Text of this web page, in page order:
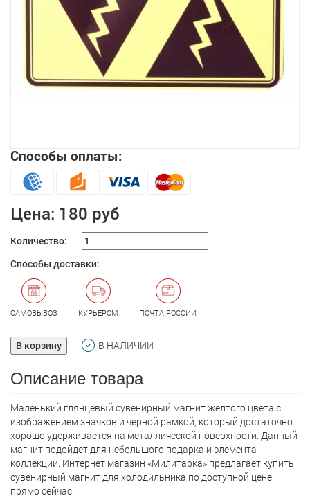
Способы оплаты:
Цена: 180 руб
Количество:
Способы доставки:
САМОВЫВОЗ КУРЬЕРОМ ПОЧТА РОССИИ
В корзину В НАЛИЧИИ
Описание товара
Маленький глянцевый сувенирный магнит желтого цвета с
изображением значков и черной рамкой, который достаточно
хорошо удерживается на металлической поверхности. Данный
магнит подойдет для небольшого подарка и элемента
коллекции. Интернет магазин «Милитарка» предлагает кyпить
сувенирный магнит для холодильника по доступной цене
прямо сейчас.